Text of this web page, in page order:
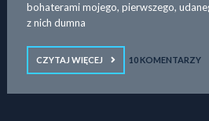
bohaterami mojego, pierwszego,
z nich dumna
CZYTAJ WIĘCEJ 10 KOMENTARZY